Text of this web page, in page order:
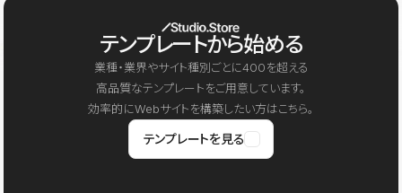
テンプレートから始める
業種・業界やサイト種別ごとに400を超える
高品質なテンプレートをご用意しています。
効率的にWebサイトを構築したい方はこちら。
テンプレートを見る